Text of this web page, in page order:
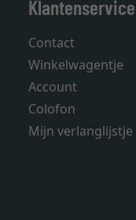
Klantenservice
Contact
Winkelwagentje
Account
Colofon
Mijn verlanglijstje